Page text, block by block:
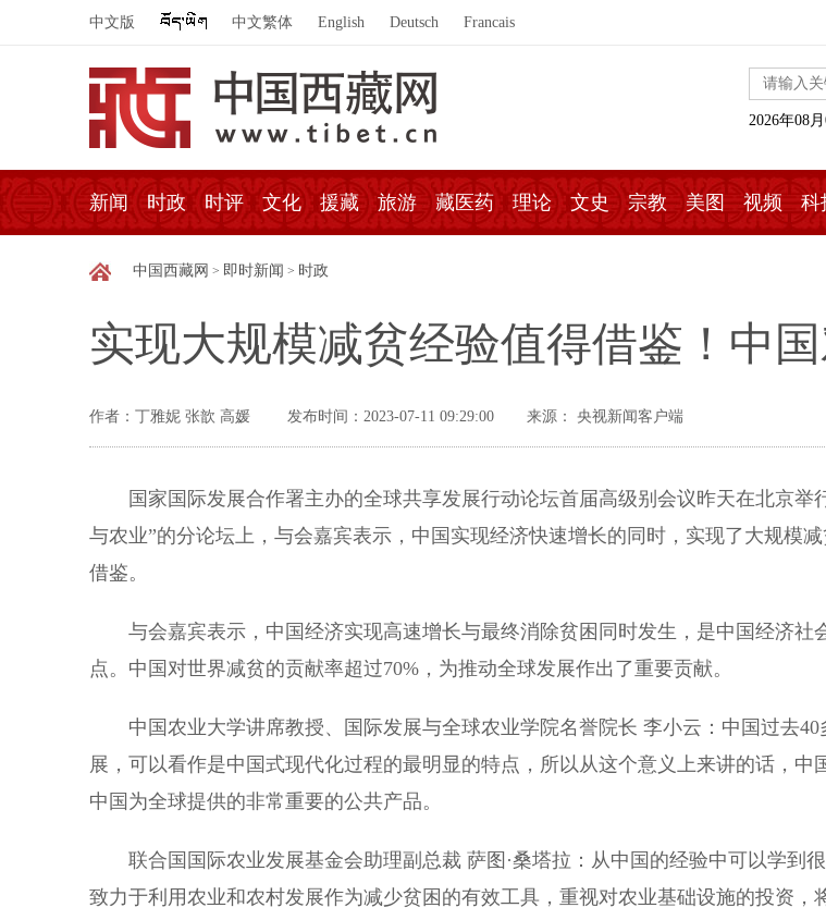
中文版 中文繁体 English Deutsch Francais
2026年08
新闻 时政 时评 文化 援藏 旅游 藏医药 理论 文史 宗教 美图 视频 科
中国西藏网 > 即时新闻 > 时政
实现大规模减贫经验值得借鉴！中
作者：丁雅妮 张歆 高媛 发布时间：2023-07-11 09:29:00 来源： 央视新闻客户端
国家国际发展合作署主办的全球共享发展行动论坛首届高级别会议昨天在北京举
与农业”的分论坛上，与会嘉宾表示，中国实现经济快速增长的同时，实现了大规模
借鉴。
与会嘉宾表示，中国经济实现高速增长与最终消除贫困同时发生，是中国经济社
点。中国对世界减贫的贡献率超过70%，为推动全球发展作出了重要贡献。
中国农业大学讲席教授、国际发展与全球农业学院名誉院长 李小云：中国过去40
展，可以看作是中国式现代化过程的最明显的特点，所以从这个意义上来讲的话，中
中国为全球提供的非常重要的公共产品。
联合国国际农业发展基金会助理副总裁 萨图·桑塔拉：从中国的经验中可以学到
致力于利用农业和农村发展作为减少贫困的有效工具，重视对农业基础设施的投资，